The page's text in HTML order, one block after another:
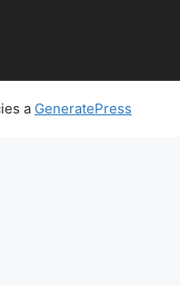
a GeneratePress